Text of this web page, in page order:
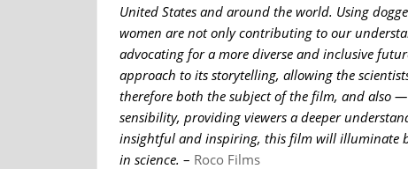
United States and around the world. Using
women are not only contributing to our
advocating for a more diverse and inclusive
approach to its storytelling, allowing the
therefore both the subject of the film, and also
sensibility, providing viewers a deeper
insightful and inspiring, this film will illuminate
in science. – Roco Films